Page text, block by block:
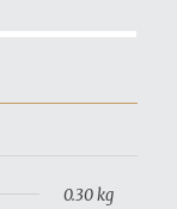
0.30 kg